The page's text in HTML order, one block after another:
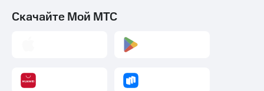
Скачайте Мой МТС